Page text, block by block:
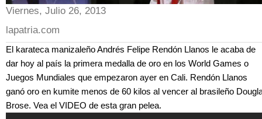
Viernes, Julio 26, 2013
lapatria.com
El karateca manizaleño Andrés Felipe Rendón Llanos le acaba de
dar hoy al país la primera medalla de oro en los World Games o
Juegos Mundiales que empezaron ayer en Cali. Rendón Llanos
ganó oro en kumite menos de 60 kilos al vencer al brasileño
Brose. Vea el VIDEO de esta gran pelea.